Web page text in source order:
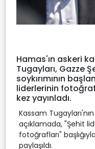
Hamas'ın askeri
Tugayları, Gazze
soykırımının
liderlerinin
kez yayınladı.
Kassam
açıklamada, "Şehit
fotoğrafları"
paylaşıldı.